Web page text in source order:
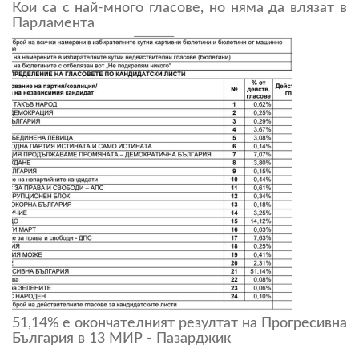
Кои са с най-много гласове, но няма да влязат в
Парламента
51,14% е окончателният резултат на Прогресивна
България в 13 МИР - Пазарджик